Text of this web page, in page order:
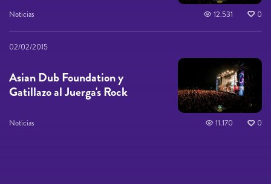
Noticias 12.531 0
02/02/2015
Asian Dub Foundation y
Gatillazo al Juerga's Rock
Noticias 11.170 0